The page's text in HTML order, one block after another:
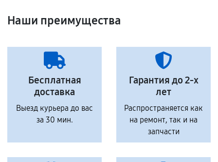
Наши преимущества
Бесплатная
доставка
Выезд курьера до вас
за 30 мин.
Гарантия до 2-х
лет
Распространяется как
на ремонт, так и на
запчасти